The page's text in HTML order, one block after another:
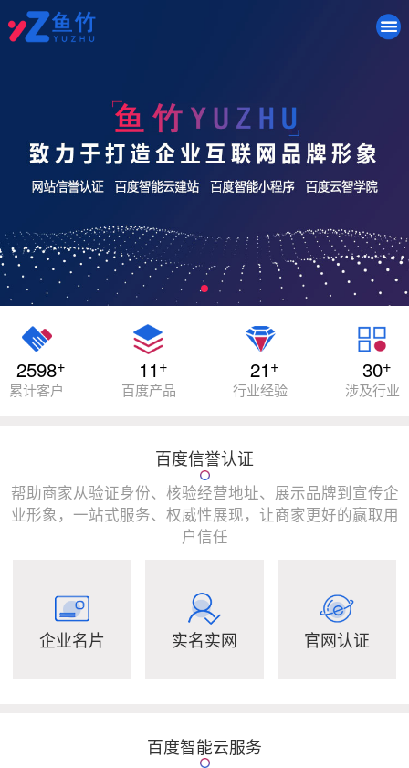
2598+
累计客户
11+
百度产品
21+
行业经验
30+
涉及行业
百度信誉认证
帮助商家从验证身份、核验经营地址、展示品牌到宣传企
业形象，一站式服务、权威性展现，让商家更好的赢取用
户信任
企业名片 实名实网 官网认证
百度智能云服务